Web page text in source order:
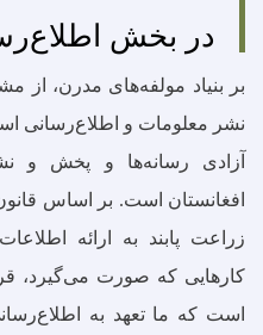
در بخش
بر بنیاد مولفه‌های مدرن،
نشر معلومات و اطلاع‌رسانی
آزادی رسانه‌ها و پخش و
افغانستان است. بر اساس
زراعت پابند به ارائه
کارهایی که صورت می‌گیرد،
است که ما تعهد به